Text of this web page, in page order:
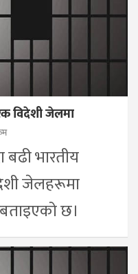
विदेशी जेलमा
भारतीय
जेलहरूमा
छ।